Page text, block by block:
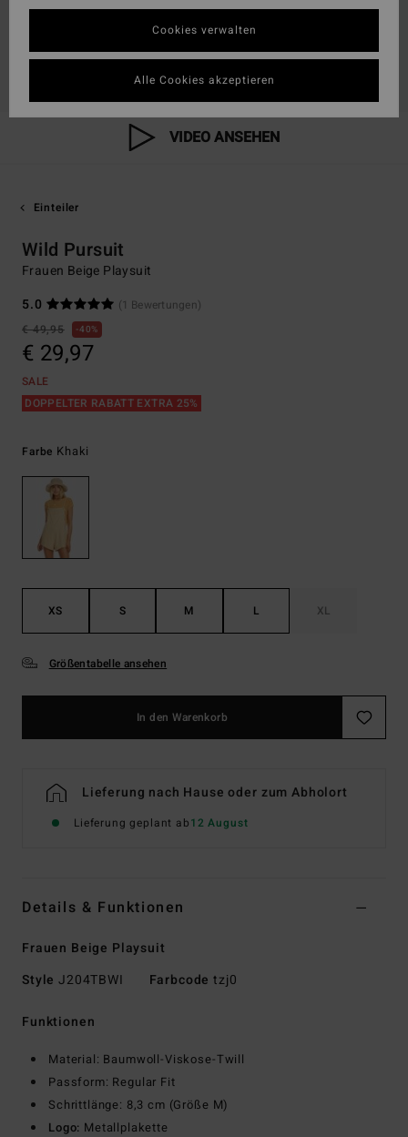
VIDEO ANSEHEN
Einteiler
Wild Pursuit
Frauen Beige Playsuit
5.0
(1 Bewertungen)
€ 49,95
40%
€ 29,97
SALE
DOPPELTER RABATT EXTRA 25%
Farbe Khaki
XS S M L XL
Größentabelle ansehen
In den Warenkorb
Lieferung nach Hause oder zum Abholort
Lieferung geplant ab12 August
Details & Funktionen
Frauen Beige Playsuit
Style J204TBWI Farbcode tzj0
Funktionen
Material: Baumwoll-Viskose-Twill
Passform: Regular Fit
Schrittlänge: 8,3 cm (Größe M)
Logo: Metallplakette
Cookies verwalten
Alle Cookies akzeptieren